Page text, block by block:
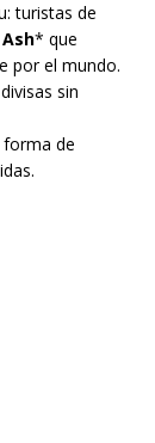
turistas de
* que
por el mundo.
sin
forma de